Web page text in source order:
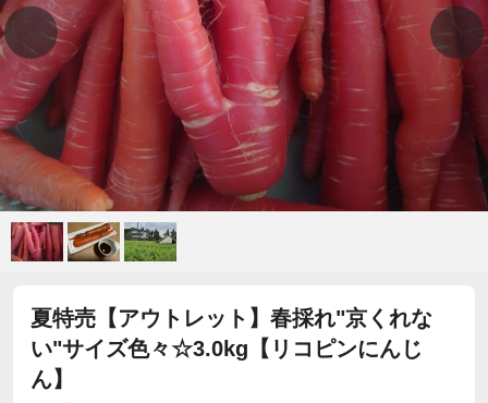
夏特売【アウトレット】春採れ"京くれな
い"サイズ色々☆3.0kg【リコピンにんじ
ん】